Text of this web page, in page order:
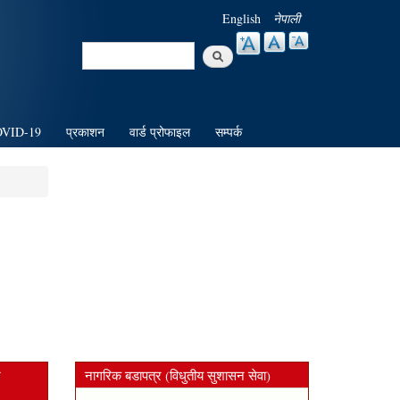
English नेपाली
Search
19 प्रकाशन वार्ड प्रोफाइल सम्पर्क
नागरिक बडापत्र (विधुतीय सुशासन सेवा)